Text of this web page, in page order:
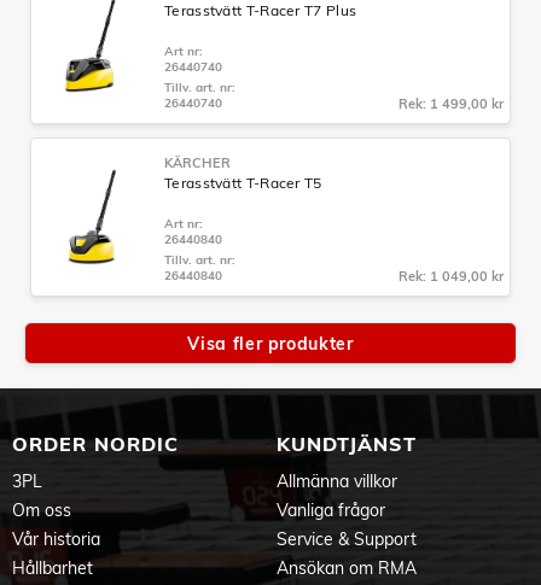
Terasstvätt T-Racer T7 Plus
Art nr:
26440740
Tillv. art. nr:
26440740
Rek: 1 499,00 kr
KÄRCHER
Terasstvätt T-Racer T5
Art nr:
26440840
Tillv. art. nr:
26440840
Rek: 1 049,00 kr
Visa fler produkter
ORDER NORDIC
3PL
Om oss
Vår historia
Hållbarhet
KUNDTJÄNST
Allmänna villkor
Vanliga frågor
Service & Support
Ansökan om RMA